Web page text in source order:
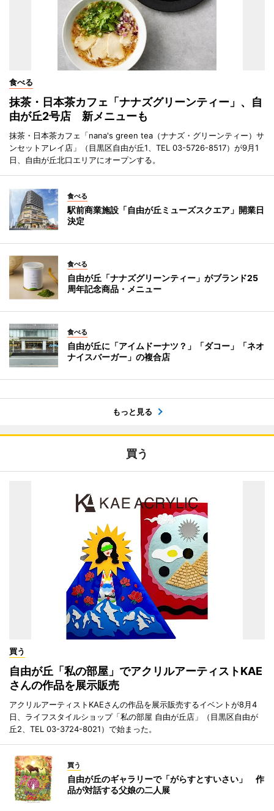
食べる
抹茶・日本茶カフェ「ナナズグリーンティー」、自
由が丘2号店 新メニューも
抹茶・日本茶カフェ「nana's green tea（ナナズ・グリーンティー）サ
ンセットアレイ店」（目黒区自由が丘1、TEL 03-5726-8517）が9月1
日、自由が丘北口エリアにオープンする。
食べる
駅前商業施設「自由が丘ミューズスクエア」開業日
決定
食べる
自由が丘「ナナズグリーンティー」がブランド25
周年記念商品・メニュー
食べる
自由が丘に「アイムドーナツ？」「ダコー」「ネオ
ナイスバーガー」の複合店
もっと見る
買う
買う
自由が丘「私の部屋」でアクリルアーティストKAE
さんの作品を展示販売
アクリルアーティストKAEさんの作品を展示販売するイベントが8月4
日、ライフスタイルショップ「私の部屋 自由が丘店」（目黒区自由が
丘2、TEL 03-3724-8021）で始まった。
買う
自由が丘のギャラリーで「がらすとすいさい」 作
品が対話する父娘の二人展